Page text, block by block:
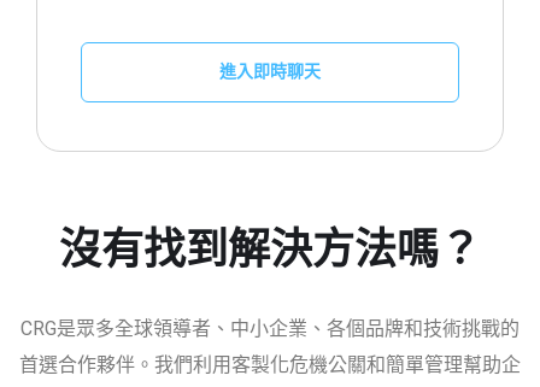
進入即時聊天
沒有找到解決方法嗎？
CRG是眾多全球領導者、中小企業、各個品牌和技術挑戰的
首選合作夥伴。我們利用客製化危機公關和簡單管理幫助企